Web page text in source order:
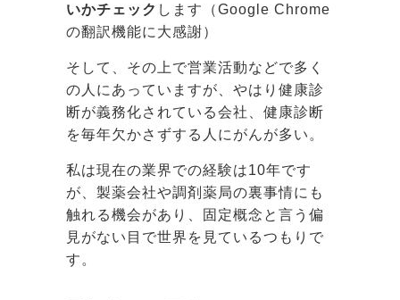
いかチェック します（Google Chrome
の翻訳機能に大感謝）
そして、その上で営業活動などで多く
の人にあっていますが、やはり健康診
断が義務化されている会社、健康診断
を毎年欠かさずする人にがんが多い。
私は現在の業界での経験は10年です
が、製薬会社や調剤薬局の裏事情にも
触れる機会があり、固定概念と言う偏
見がない目で世界を見ているつもりで
す。